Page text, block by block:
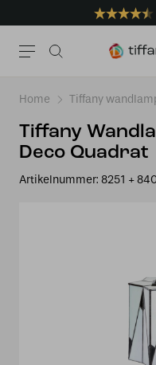
Home Tiffany
Tiffany
Deco Quadrat
Artikelnummer: 8251 +